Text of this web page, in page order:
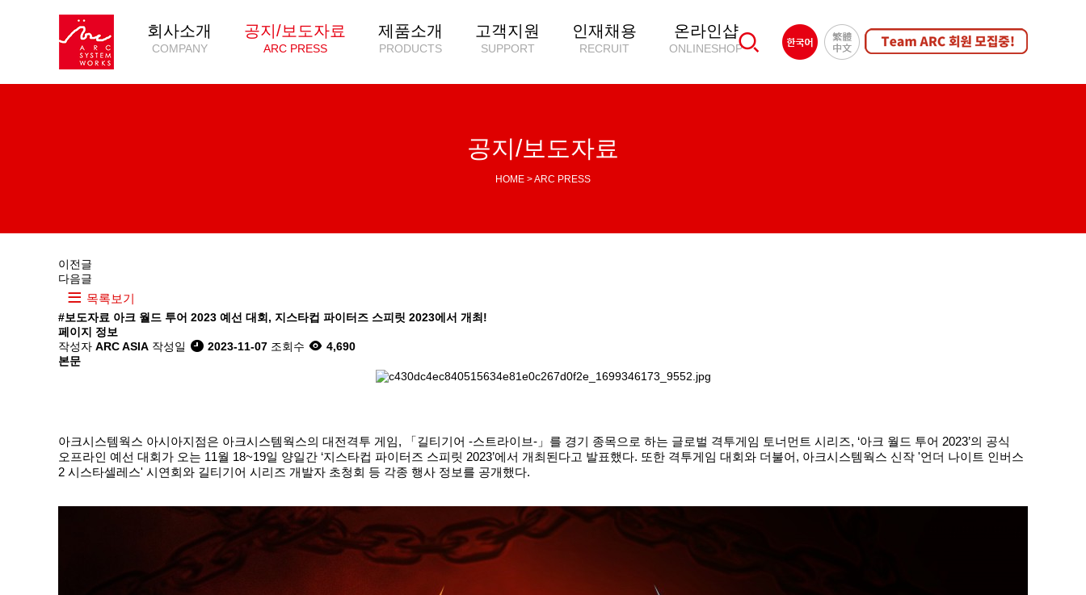
회사소개
COMPANY
공지/보도자료
ARC PRESS
제품소개
PRODUCTS
고객지원
SUPPORT
인재채용
RECRUIT
온라인샵
ONLINESHOP
공지/보도자료
HOME > ARC PRESS
이전글
다음글
목록보기
#보도자료 아크 월드 투어 2023 예선 대회, 지스타컵 파이터즈 스피릿 2023에서 개최!
페이지 정보
작성자 ARC ASIA 작성일 2023-11-07 조회수
4,690
본문
아크시스템웍스 아시아지점은 아크시스템웍스의 대전격투 게임, 「길티기어 -스트라이브-」를 경기 종목으로 하는 글로벌 격투게임 토너먼트 시리즈, ‘아크 월드 투어 2023’의 공식
오프라인 예선 대회가 오는 11월 18~19일 양일간 ‘지스타컵 파이터즈 스피릿 2023’에서 개최된다고 발표했다. 또한 격투게임 대회와 더불어, 아크시스템웍스 신작 '언더 나이트 인버스
2 시스타셀레스' 시연회와 길티기어 시리즈 개발자 초청회 등 각종 행사 정보를 공개했다.